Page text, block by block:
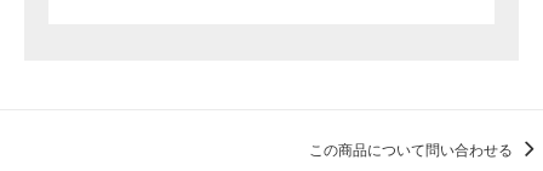
この商品について問い合わせる